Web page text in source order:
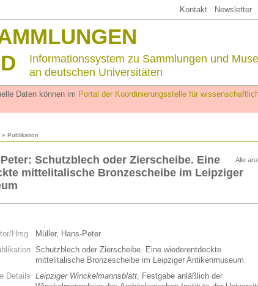
Kontakt Newsletter
Informationssystem zu Sammlungen und
an deutschen Universitäten
Daten können im Portal der Koordinierungsstelle für
» Publikation
Alle
Schutzblech oder Zierscheibe. Eine
mittelitalische Bronzescheibe im Leipziger
Hrsg.
Müller, Hans-Peter
Schutzblech oder Zierscheibe. Eine wiederentdeckte
mittelitalische Bronzescheibe im Leipziger Antikenmuseum
Details
Leipziger Winckelmannsblatt, Festgabe anläßlich der